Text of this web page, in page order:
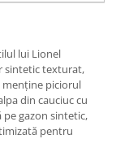
lui Lionel
sintetic texturat,
menține piciorul
din cauciuc cu
gazon sintetic,
pentru